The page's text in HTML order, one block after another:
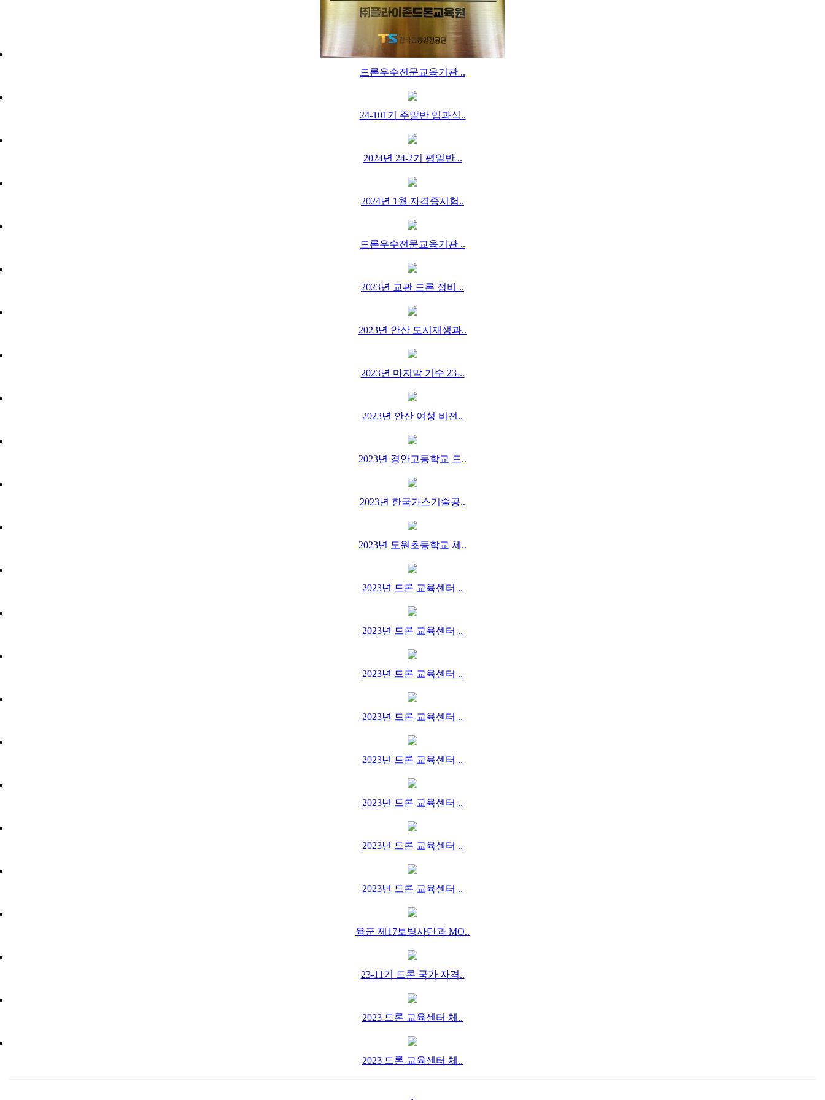
드론우수전문교육기관 ..
24-101기 주말반 입과식..
2024년 24-2기 평일반 ..
2024년 1월 자격증시험..
드론우수전문교육기관 ..
2023년 교관 드론 정비 ..
2023년 안산 도시재생과..
2023년 마지막 기수 23-..
2023년 안산 여성 비전..
2023년 경안고등학교 드..
2023년 한국가스기술공..
2023년 도원초등학교 체..
2023년 드론 교육센터 ..
2023년 드론 교육센터 ..
2023년 드론 교육센터 ..
2023년 드론 교육센터 ..
2023년 드론 교육센터 ..
2023년 드론 교육센터 ..
2023년 드론 교육센터 ..
2023년 드론 교육센터 ..
육군 제17보병사단과 MO..
23-11기 드론 국가 자격..
2023 드론 교육센터 체..
2023 드론 교육센터 체..